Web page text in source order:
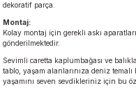
dekoratif parça.
Montaj:
Kolay montaj için gerekli askı
gönderilmektedir.
Sevimli caretta kaplumbağası ve
tablo, yaşam alanlarınıza deniz
yaşamını seven sevdikleriniz için bu